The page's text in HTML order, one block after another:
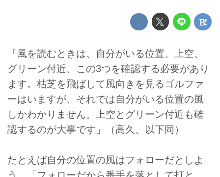
「風を読むときは、自分がいる位置、上空、
グリーン付近、この3つを確認する必要があり
ます。枯芝を飛ばして風向きを見るゴルファ
ーはいますが、それでは自分がいる位置の風
しかわかりません。上空とグリーン付近も確
認するのが大事です」（高久、以下同）
たとえば自分の位置の風はフォローだとしよ